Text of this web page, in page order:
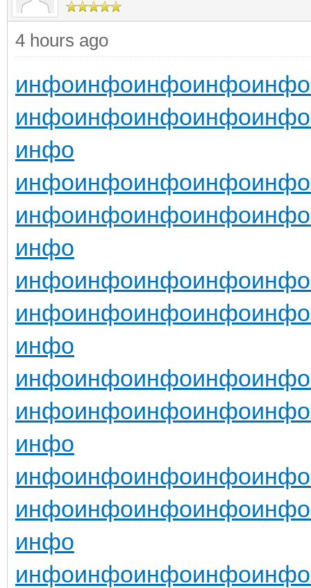
4 hours ago
инфоинфоинфоинфоинфо
инфоинфоинфоинфоинфо
инфо
инфоинфоинфоинфоинфо
инфоинфоинфоинфоинфо
инфо
инфоинфоинфоинфоинфо
инфоинфоинфоинфоинфо
инфо
инфоинфоинфоинфоинфо
инфоинфоинфоинфоинфо
инфо
инфоинфоинфоинфоинфо
инфоинфоинфоинфоинфо
инфо
инфоинфоинфоинфоинфо